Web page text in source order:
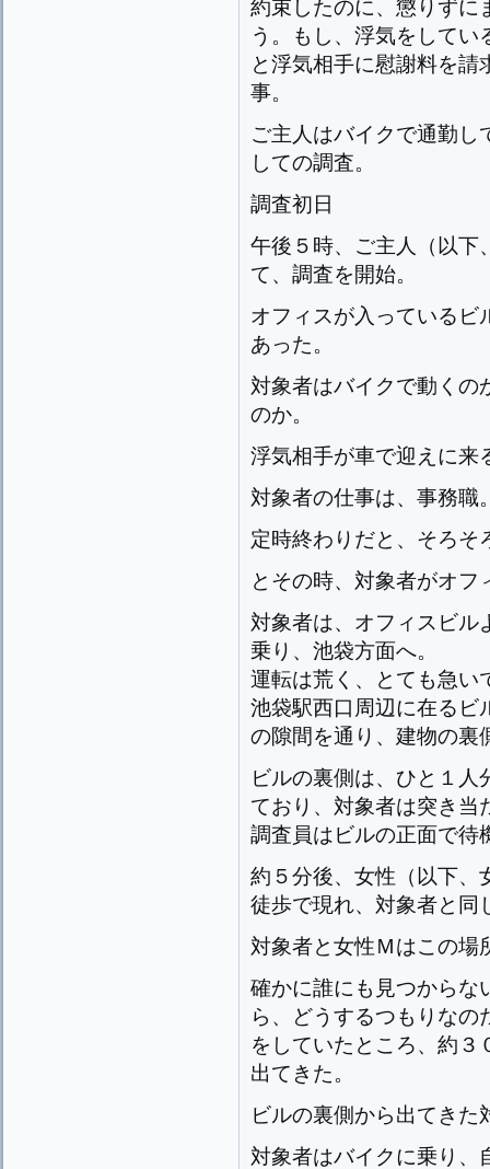
約束したのに、懲りずに
う。もし、浮気をして
と浮気相手に慰謝料を
事。
ご主人はバイクで通勤し
しての調査。
調査初日
午後５時、ご主人（以下
て、調査を開始。
オフィスが入っているビ
あった。
対象者はバイクで動くの
のか。
浮気相手が車で迎えに来
対象者の仕事は、事務職
定時終わりだと、そろそ
とその時、対象者がオフ
対象者は、オフィスビル
乗り、池袋方面へ。
運転は荒く、とても急い
池袋駅西口周辺に在るビ
の隙間を通り、建物の裏
ビルの裏側は、ひと１
ており、対象者は突き当
調査員はビルの正面で待
約５分後、女性（以下、
徒歩で現れ、対象者と同
対象者と女性Ｍはこの場
確かに誰にも見つからな
ら、どうするつもりな
をしていたところ、約３
出てきた。
ビルの裏側から出てきた
対象者はバイクに乗り、